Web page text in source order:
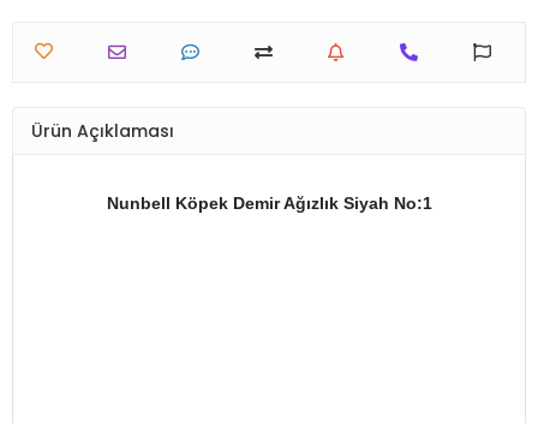
Ürün Açıklaması
Nunbell Köpek Demir Ağızlık Siyah No:1